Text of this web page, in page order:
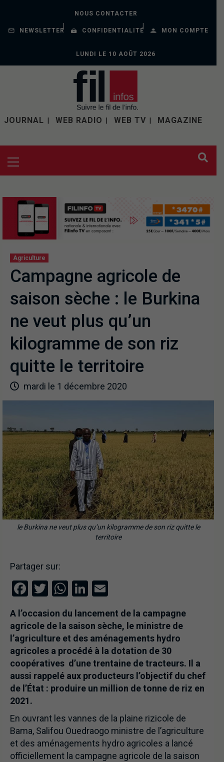
NOUS CONTACTER
NEWSLETTER CONFIDENTIALITÉ MON COMPTE
LUNDI LE 10 AOÛT 2026
JOURNAL WEB RADIO WEB TV MAGAZINE
Agriculture
Campagne agricole de
saison sèche : le Burkina
ne veut plus qu’un
kilogramme de son riz
quitte le territoire
mardi le 1 décembre 2020
le Burkina ne veut plus qu’un kilogramme de son riz quitte le
territoire
Partager sur:
Facebook
Twitter
WhatsApp
LinkedIn
A l’occasion du lancement de la campagne
agricole de la saison sèche, le ministre de
l’agriculture et des aménagements hydro
agricoles a procédé à la dotation de 30
coopératives d’une trentaine de tracteurs. Il a
aussi rappelé aux producteurs l’objectif du chef
de l’État : produire un million de tonne de riz en
2021.
En ouvrant les vannes de la plaine rizicole de
Bama, Salifou Ouedraogo ministre de l’agriculture
et des aménagements hydro agricoles a lancé
officiellement la campagne agricole de la saison